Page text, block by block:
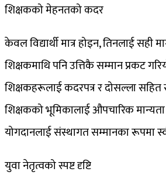
शिक्षकको मेहनतको कदर
केवल विद्यार्थी मात्र होइन, तिनलाई सही
शिक्षकमाथि पनि उत्तिकै सम्मान प्रकट
शिक्षकहरूलाई कदरपत्र र दोसल्ला
शिक्षकको भूमिकालाई औपचारिक मान्यता
योगदानलाई संस्थागत सम्मानका रूपमा
युवा नेतृत्वको स्पष्ट दृष्टि